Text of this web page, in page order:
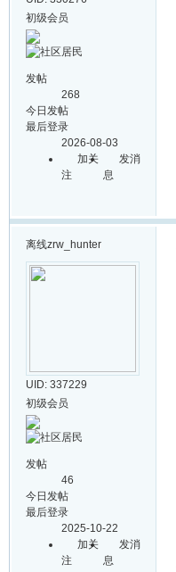
初级会员
发帖
268
今日发帖
最后登录
2026-08-03
加关
注
发消
息
离线zrw_hunter
UID: 337229
初级会员
发帖
46
今日发帖
最后登录
2025-10-22
加关
注
发消
息